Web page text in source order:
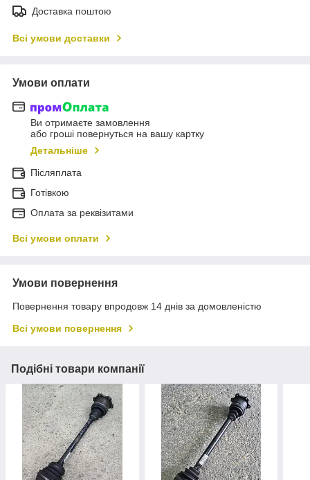
Доставка поштою
Всі умови доставки
Умови оплати
Ви отримаєте замовлення
або гроші повернуться на вашу картку
Детальніше
Післяплата
Готівкою
Оплата за реквізитами
Всі умови оплати
Умови повернення
Повернення товару впродовж 14 днів за домовленістю
Всі умови повернення
Подібні товари компанії